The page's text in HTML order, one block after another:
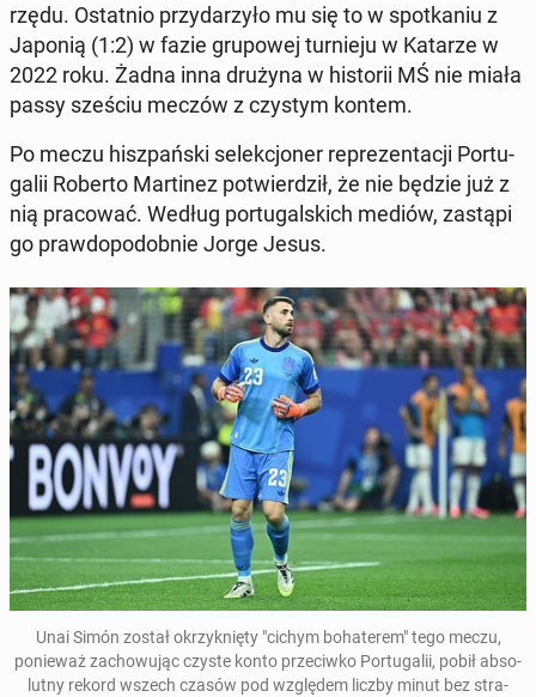
rzędu. Os­tat­nio przy­darzyło mu się to w spotka­niu z
Japonią (1:2) w fazie grupowej turnieju w Katarze w
2022 roku. Żadna inna drużyna w his­torii MŚ nie miała
passy sześciu meczów z czystym kontem.
Po meczu hisz­pańs­ki se­lekcjon­er reprezen­tacji Por­tu­
galii Roberto Mar­tinez potwierdz­ił, że nie będzie już z
nią pra­cow­ać. Według por­tu­gal­s­kich mediów, zastąpi
go praw­dopodob­nie Jorge Jesus.
Unai Simón został okrzyknię­ty "cichym bo­haterem" tego meczu,
ponieważ za­chowu­jąc czyste konto prze­ci­wko Por­tu­galii, pobił ab­so­
lut­ny rekord wszech czasów pod wzglę­dem liczby minut bez stra­